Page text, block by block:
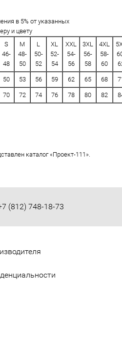
в 5% от указанных
и цвету
S
46-
48
M
48-
50
L
50-
52
XL
52-
54
XXL
54-
56
3XL
56-
58
4XL
58-
60
50 53 56 59 62 65 68
70 72 74 76 78 80 82
каталог «Проект-111».
(812) 748-18-73